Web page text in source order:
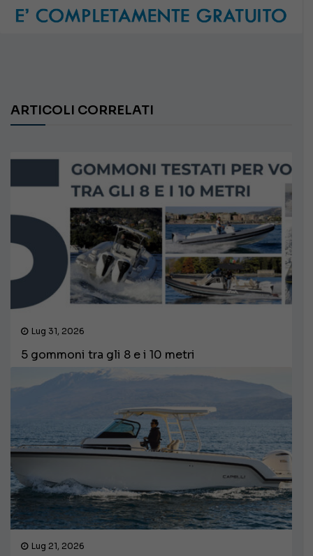
ARTICOLI CORRELATI
Lug 31, 2026
5 gommoni tra gli 8 e i 10 metri
Lug 21, 2026